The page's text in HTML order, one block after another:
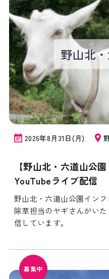
野山北
2026年8月31日(月)
【野山北・六道山公
YouTubeライブ配信
野山北・六道山公園イン
除草担当のヤギさんがい
信しています。
募集中